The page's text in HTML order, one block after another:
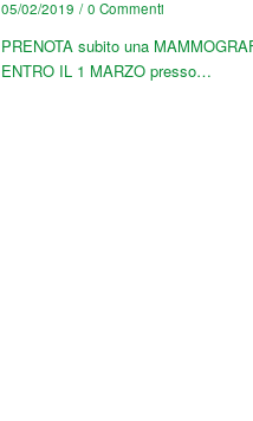
05/02/2019 / 0 Commenti
PRENOTA subito una
ENTRO IL 1 MARZO presso…